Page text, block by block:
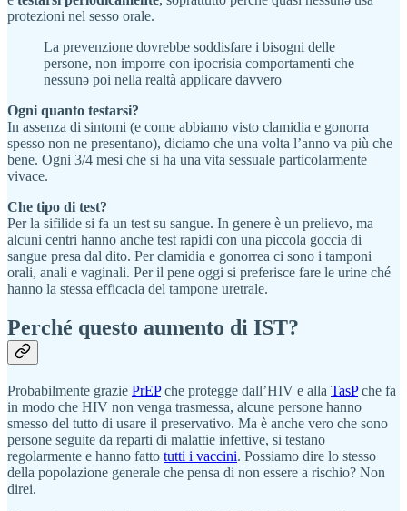
protezioni nel sesso orale.
La prevenzione dovrebbe soddisfare i bisogni delle
persone, non imporre con ipocrisia comportamenti che
nessunə poi nella realtà applicare davvero
Ogni quanto testarsi?
In assenza di sintomi (e come abbiamo visto clamidia e gonorra
spesso non ne presentano), diciamo che una volta l’anno va più che
bene. Ogni 3/4 mesi che si ha una vita sessuale particolarmente
vivace.
Che tipo di test?
Per la sifilide si fa un test su sangue. In genere è un prelievo, ma
alcuni centri hanno anche test rapidi con una piccola goccia di
sangue presa dal dito. Per clamidia e gonorrea ci sono i tamponi
orali, anali e vaginali. Per il pene oggi si preferisce fare le urine ché
hanno la stessa efficacia del tampone uretrale.
Perché questo aumento di IST?
Probabilmente grazie PrEPche protegge dall’HIV e alla TasPche fa
in modo che HIV non venga trasmessa, alcune persone hanno
smesso del tutto di usare il preservativo. Ma è anche vero che sono
persone seguite da reparti di malattie infettive, si testano
regolarmente e hanno fatto tutti i vaccini. Possiamo dire lo stesso
della popolazione generale che pensa di non essere a rischio? Non
direi.